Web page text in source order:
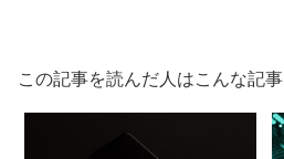
この記事を読んだ人はこんな記